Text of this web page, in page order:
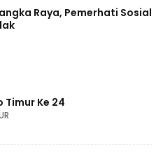
Raya, Pemerhati Sosial
Timur Ke 24